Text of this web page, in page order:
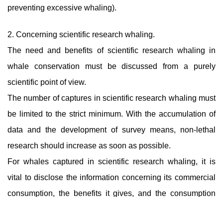
preventing excessive whaling).
2. Concerning scientific research whaling.
The need and benefits of scientific research whaling in
whale conservation must be discussed from a purely
scientific point of view.
The number of captures in scientific research whaling must
be limited to the strict minimum. With the accumulation of
data and the development of survey means, non-lethal
research should increase as soon as possible.
For whales captured in scientific research whaling, it is
vital to disclose the information concerning its commercial
consumption, the benefits it gives, and the consumption